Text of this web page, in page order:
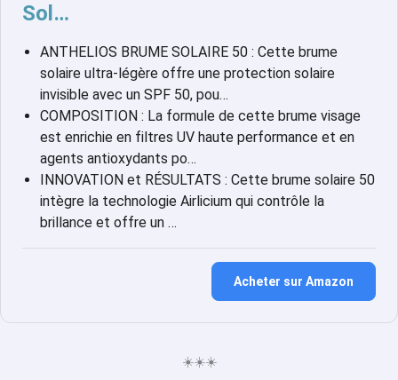
Sol…
ANTHELIOS BRUME SOLAIRE 50 : Cette brume
solaire ultra-légère offre une protection solaire
invisible avec un SPF 50, pou…
COMPOSITION : La formule de cette brume visage
est enrichie en filtres UV haute performance et en
agents antioxydants po…
INNOVATION et RÉSULTATS : Cette brume solaire 50
intègre la technologie Airlicium qui contrôle la
brillance et offre un …
Acheter sur Amazon
☀️☀️☀️